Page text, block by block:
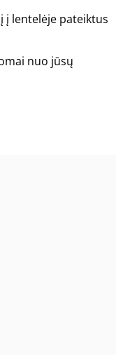
į lentelėje pateiktus
nuo jūsų